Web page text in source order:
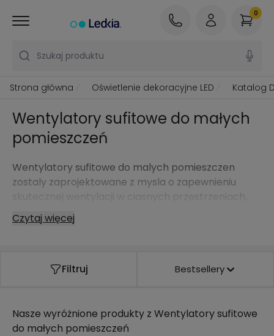
Szukaj produktu
0
Strona główna Oświetlenie dekoracyjne LED Katalog
Wentylatory sufitowe do małych
pomieszczeń
Wentylatory sufitowe do malych pomieszczen
zostaly zaprojektowane z mysla o zapewnieniu
skutecznej wentylacji w ciasnych przestrzeniach,
takich jak male sypialnie, biura, lazienki i kuchnie.
Wentylatory te charakteryzuja sie kompaktowymi
kwadratowych.
Czytaj więcej
Filtruj Bestsellery
Nasze wyróżnione produkty z Wentylatory sufitowe
do małych pomieszczeń